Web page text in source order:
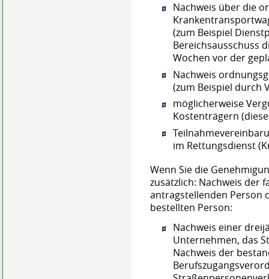
Nachweis über die
(zum Beispiel
Bereichsausschuss
Wochen vor der
Nachweis
(zum Beispiel durch
möglicherweise
Kostenträgern
im Rettungsdienst
Wenn Sie die
zusätzlich: Nachweis der
antragstellenden Person
bestellten Person:
Nachweis einer
Unternehmen, das
Nachweis der